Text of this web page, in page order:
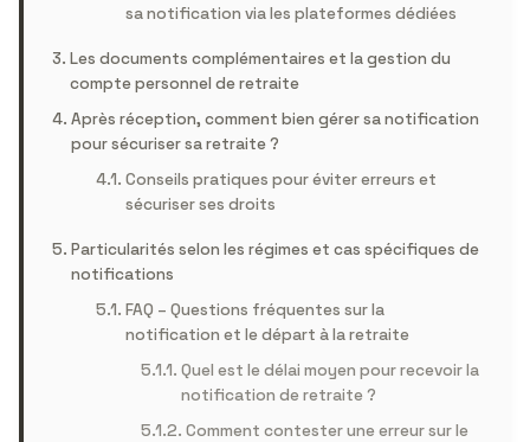
sa notification via les plateformes dédiées
Les documents complémentaires et la gestion du
compte personnel de retraite
Après réception, comment bien gérer sa notification
pour sécuriser sa retraite ?
Conseils pratiques pour éviter erreurs et
sécuriser ses droits
Particularités selon les régimes et cas spécifiques de
notifications
FAQ – Questions fréquentes sur la
notification et le départ à la retraite
Quel est le délai moyen pour recevoir la
notification de retraite ?
Comment contester une erreur sur le